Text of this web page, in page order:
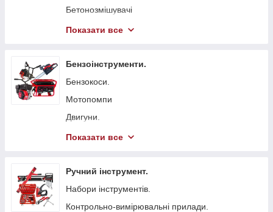
Бетонозмішувачі
Болгарка (КШМ)
Вібратори глибинні для бетону
Стрічкові пили
Токарні станки
Гайковерти мережеві
Свердлильні верстати
Штроборізи
Плиткорізи.
Електроножиці
Показати все
Бензоінструменти.
Бензокоси.
Мотопомпи
Двигуни.
Бензопили.
Віброплити
Бензинові газонокосарки.
Бетонорізи
Показати все
Ручний інструмент.
Набори інструментів.
Контрольно-вимірювальні прилади.